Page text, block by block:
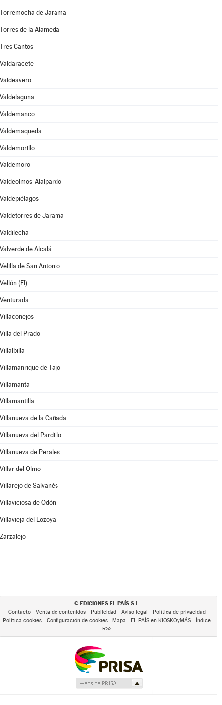
Torremocha de Jarama
Torres de la Alameda
Tres Cantos
Valdaracete
Valdeavero
Valdelaguna
Valdemanco
Valdemaqueda
Valdemorillo
Valdemoro
Valdeolmos-Alalpardo
Valdepiélagos
Valdetorres de Jarama
Valdilecha
Valverde de Alcalá
Velilla de San Antonio
Vellón (El)
Venturada
Villaconejos
Villa del Prado
Villalbilla
Villamanrique de Tajo
Villamanta
Villamantilla
Villanueva de la Cañada
Villanueva del Pardillo
Villanueva de Perales
Villar del Olmo
Villarejo de Salvanés
Villaviciosa de Odón
Villavieja del Lozoya
Zarzalejo
© EDICIONES EL PAÍS S.L.
Contacto Venta de contenidos Publicidad Aviso legal
Política de privacidad
Política cookies
Configuración de cookies Mapa EL PAÍS en KIOSKOyMÁS
Índice
RSS